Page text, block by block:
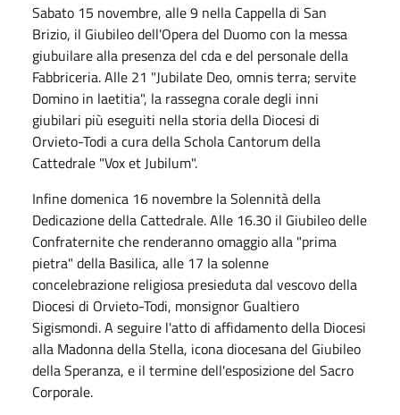
Sabato 15 novembre, alle 9 nella Cappella di San
Brizio, il Giubileo dell'Opera del Duomo con la messa
giubuilare alla presenza del cda e del personale della
Fabbriceria. Alle 21 "Jubilate Deo, omnis terra; servite
Domino in laetitia", la rassegna corale degli inni
giubilari più eseguiti nella storia della Diocesi di
Orvieto-Todi a cura della Schola Cantorum della
Cattedrale "Vox et Jubilum".
Infine domenica 16 novembre la Solennità della
Dedicazione della Cattedrale. Alle 16.30 il Giubileo delle
Confraternite che renderanno omaggio alla "prima
pietra" della Basilica, alle 17 la solenne
concelebrazione religiosa presieduta dal vescovo della
Diocesi di Orvieto-Todi, monsignor Gualtiero
Sigismondi. A seguire l'atto di affidamento della Diocesi
alla Madonna della Stella, icona diocesana del Giubileo
della Speranza, e il termine dell'esposizione del Sacro
Corporale.